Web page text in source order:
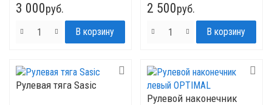
3 000руб. 2 500руб.
Рулевая тяга Sasic
Рулевой наконечник